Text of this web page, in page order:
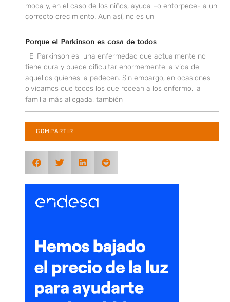
moda y, en el caso de los niños, ayuda –o entorpece- a un
correcto crecimiento. Aun así, no es un
Porque el Parkinson es cosa de todos
El Parkinson es una enfermedad que actualmente no
tiene cura y puede dificultar enormemente la vida de
aquellos quienes la padecen. Sin embargo, en ocasiones
olvidamos que todos los que rodean a los enfermo, la
familia más allegada, también
COMPARTIR